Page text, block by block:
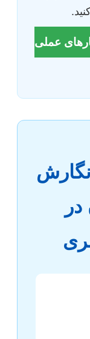
عملی